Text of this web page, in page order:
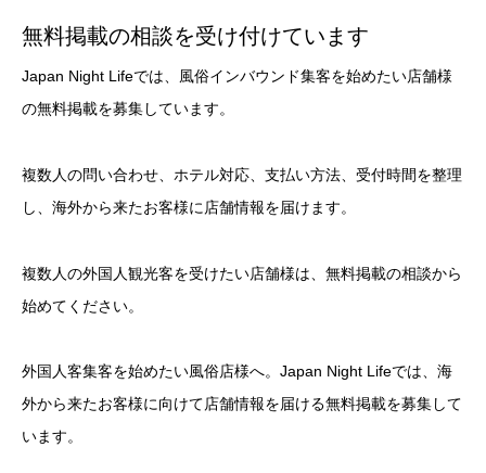
無料掲載の相談を受け付けています
Japan Night Lifeでは、風俗インバウンド集客を始めたい店舗様
の無料掲載を募集しています。
複数人の問い合わせ、ホテル対応、支払い方法、受付時間を整理
し、海外から来たお客様に店舗情報を届けます。
複数人の外国人観光客を受けたい店舗様は、無料掲載の相談から
始めてください。
外国人客集客を始めたい風俗店様へ。Japan Night Lifeでは、海
外から来たお客様に向けて店舗情報を届ける無料掲載を募集して
います。